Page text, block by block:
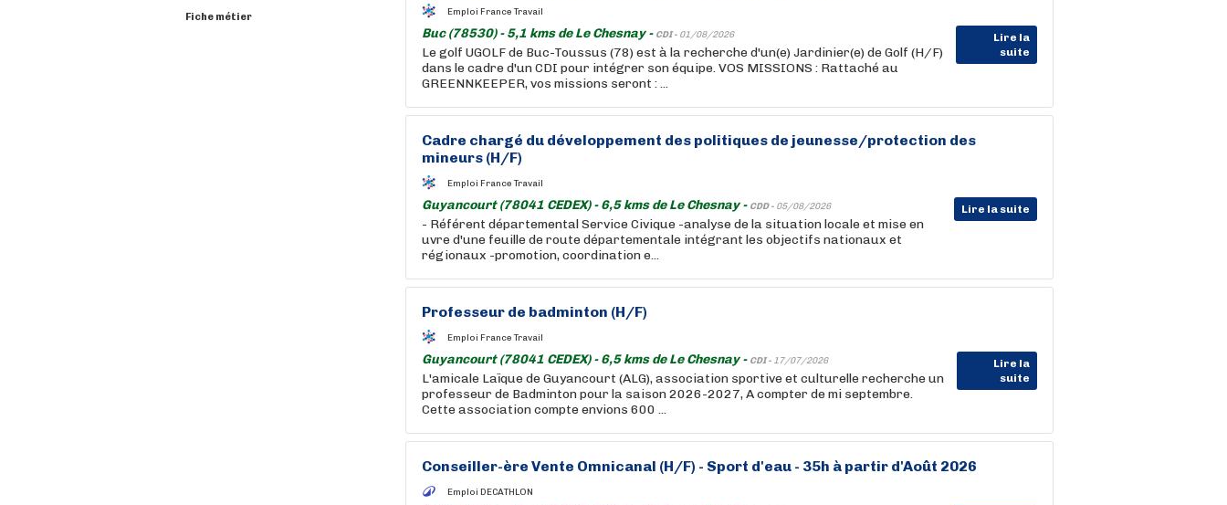
Fiche métier Emploi France Travail
Buc (78530) - 5,1 kms de Le Chesnay - CDI - 01/08/2026
Lire la
suite
Le golf UGOLF de Buc-Toussus (78) est à la recherche d'un(e) Jardinier(e) de Golf (H/F)
dans le cadre d'un CDI pour intégrer son équipe. VOS MISSIONS : Rattaché au
GREENNKEEPER, vos missions seront : ...
Cadre chargé du développement des politiques de jeunesse/protection des
mineurs (H/F)
Emploi France Travail
Guyancourt (78041 CEDEX) - 6,5 kms de Le Chesnay - CDD - 05/08/2026 Lire la suite
- Référent départemental Service Civique -analyse de la situation locale et mise en
uvre d'une feuille de route départementale intégrant les objectifs nationaux et
régionaux -promotion, coordination e...
Professeur de badminton (H/F)
Emploi France Travail
Guyancourt (78041 CEDEX) - 6,5 kms de Le Chesnay - CDI - 17/07/2026
Lire la
suite
L'amicale Laïque de Guyancourt (ALG), association sportive et culturelle recherche un
professeur de Badminton pour la saison 2026-2027, A compter de mi septembre.
Cette association compte envions 600 ...
Conseiller-ère Vente Omnicanal (H/F) - Sport d'eau - 35h à partir d'Août 2026
Emploi DECATHLON